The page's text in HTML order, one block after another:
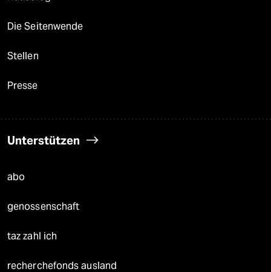
Die Seitenwende
Stellen
Presse
Unterstützen
abo
genossenschaft
taz zahl ich
recherchefonds ausland